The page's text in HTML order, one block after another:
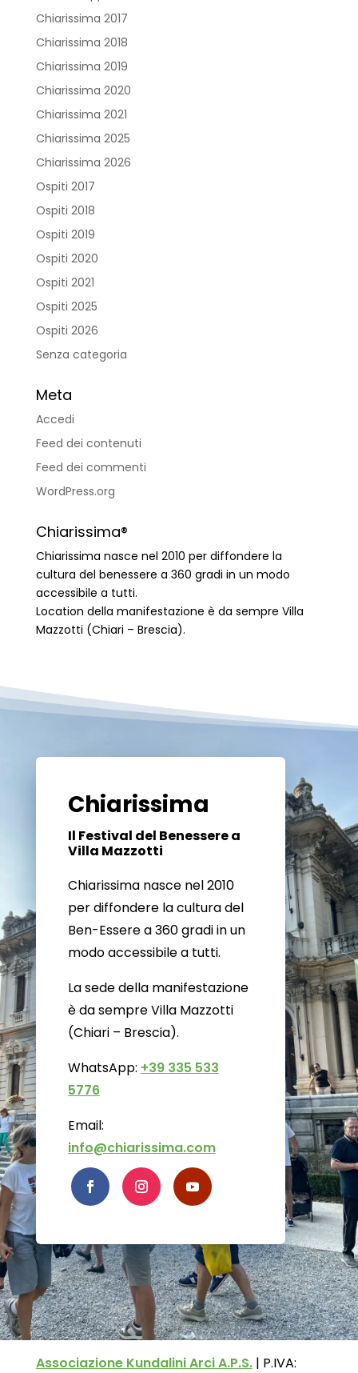
Chiarissima 2017
Chiarissima 2018
Chiarissima 2019
Chiarissima 2020
Chiarissima 2021
Chiarissima 2025
Chiarissima 2026
Ospiti 2017
Ospiti 2018
Ospiti 2019
Ospiti 2020
Ospiti 2021
Ospiti 2025
Ospiti 2026
Senza categoria
Meta
Accedi
Feed dei contenuti
Feed dei commenti
WordPress.org
Chiarissima®
Chiarissima nasce nel 2010 per diffondere la
cultura del benessere a 360 gradi in un modo
accessibile a tutti.
Location della manifestazione è da sempre Villa
Mazzotti (Chiari – Brescia).
Chiarissima
Il Festival del Benessere a
Villa Mazzotti
Chiarissima nasce nel 2010
per diffondere la cultura del
Ben-Essere a 360 gradi in un
modo accessibile a tutti.
La sede della manifestazione
è da sempre Villa Mazzotti
(Chiari – Brescia).
WhatsApp: +39 335 533
5776
Email:
info@chiarissima.com
Associazione Kundalini Arci A.P.S.| P.IVA: